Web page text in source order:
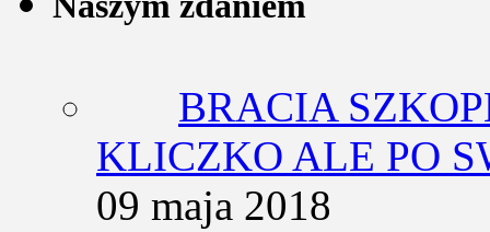
BRACIA
KLICZKO ALE PO
09 maja 2018